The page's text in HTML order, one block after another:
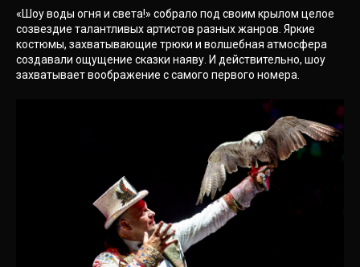
«Шоу воды огня и света!» собрало под своим крылом целое
созвездие талантливых артистов разных жанров. Яркие
костюмы, захватывающие трюки и волшебная атмосфера
создавали ощущение сказки наяву. И действительно, шоу
захватывает воображение с самого первого номера.